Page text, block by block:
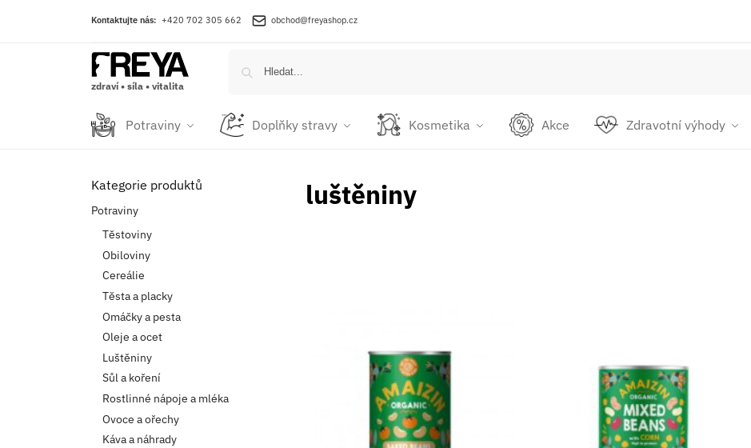
Kontaktujte nás: +420 702 305 662 obchod@freyashop.cz
zdraví • síla • vitalita
Potraviny Doplňky stravy Kosmetika Akce Zdravotní výhody
luštěniny
Kategorie produktů
Potraviny
Těstoviny
Obiloviny
Cereálie
Těsta a placky
Omáčky a pesta
Oleje a ocet
Luštěniny
Sůl a koření
Rostlinné nápoje a mléka
Ovoce a ořechy
Káva a náhrady